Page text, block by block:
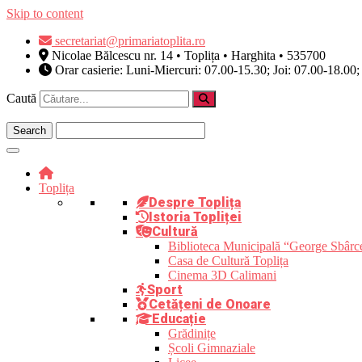
Skip to content
secretariat@primariatoplita.ro
Nicolae Bălcescu nr. 14 • Toplița • Harghita • 535700
Orar casierie: Luni-Miercuri: 07.00-15.30; Joi: 07.00-
Caută
Toplița
Despre Toplița
Istoria Topliței
Cultură
Biblioteca Municipală “George
Casa de Cultură Toplița
Cinema 3D Calimani
Sport
Cetățeni de Onoare
Educație
Grădinițe
Școli Gimnaziale